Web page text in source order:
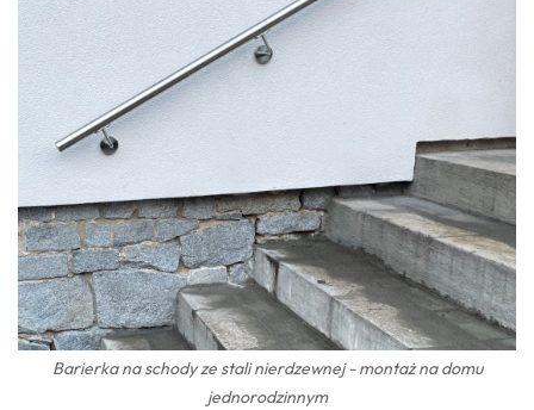
Barierka na schody ze stali nierdzewnej - montaż na domu
jednorodzinnym